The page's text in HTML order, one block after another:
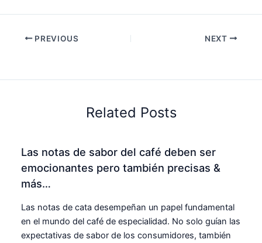
PREVIOUS NEXT
Related Posts
Las notas de sabor del café deben ser
emocionantes pero también precisas &
más…
Las notas de cata desempeñan un papel fundamental
en el mundo del café de especialidad. No solo guían las
expectativas de sabor de los consumidores, también